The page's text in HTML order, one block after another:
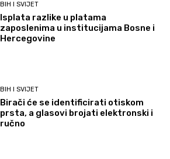
BIH I SVIJET
Isplata razlike u platama
zaposlenima u institucijama Bosne i
Hercegovine
BIH I SVIJET
Birači će se identificirati otiskom
prsta, a glasovi brojati elektronski i
ručno